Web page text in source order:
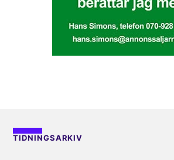
TIDNINGSARKIV